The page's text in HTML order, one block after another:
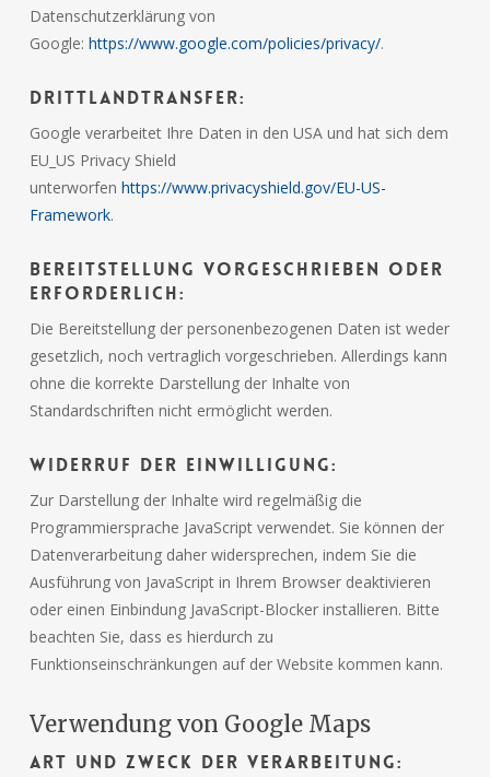
Datenschutzerklärung von
Google: https://www.google.com/policies/privacy/.
Drittlandtransfer:
Google verarbeitet Ihre Daten in den USA und hat sich dem
EU_US Privacy Shield
unterworfen https://www.privacyshield.gov/EU-US-
Framework.
Bereitstellung vorgeschrieben oder
erforderlich:
Die Bereitstellung der personenbezogenen Daten ist weder
gesetzlich, noch vertraglich vorgeschrieben. Allerdings kann
ohne die korrekte Darstellung der Inhalte von
Standardschriften nicht ermöglicht werden.
Widerruf der Einwilligung:
Zur Darstellung der Inhalte wird regelmäßig die
Programmiersprache JavaScript verwendet. Sie können der
Datenverarbeitung daher widersprechen, indem Sie die
Ausführung von JavaScript in Ihrem Browser deaktivieren
oder einen Einbindung JavaScript-Blocker installieren. Bitte
beachten Sie, dass es hierdurch zu
Funktionseinschränkungen auf der Website kommen kann.
Verwendung von Google Maps
Art und Zweck der Verarbeitung: